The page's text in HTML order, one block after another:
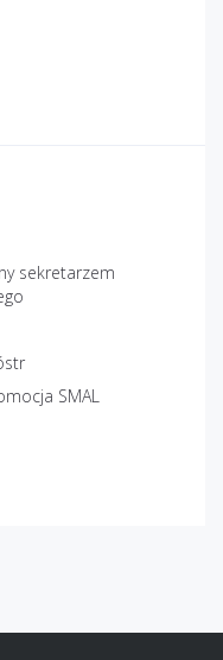
sekretarzem
SMAL